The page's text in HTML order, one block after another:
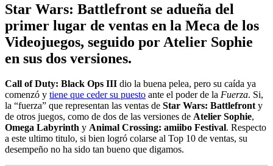
Star Wars: Battlefront se adueña del
primer lugar de ventas en la Meca de los
Videojuegos, seguido por Atelier Sophie
en sus dos versiones.
Call of Duty: Black Ops III dio la buena pelea, pero su caída ya
comenzó y tiene que ceder su puesto ante el poder de la Fuerza. Si,
la “fuerza” que representan las ventas de Star Wars: Battlefronty
de otros juegos, como de dos de las versiones de Atelier Sophie,
Omega Labyrinth y Animal Crossing: amiibo Festival. Respecto
a este ultimo titulo, si bien logró colarse al Top 10 de ventas, su
desempeño no ha sido tan bueno que digamos.